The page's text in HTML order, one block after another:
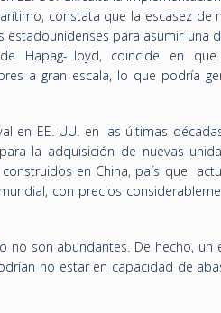
constata que la escasez de
estadounidenses para asumir una
Hapag-Lloyd, coincide en
a gran escala, lo que podría
en EE. UU. en las últimas
la adquisición de nuevas
en China, país que
con precios
no son abundantes. De hecho, un
no estar en capacidad de